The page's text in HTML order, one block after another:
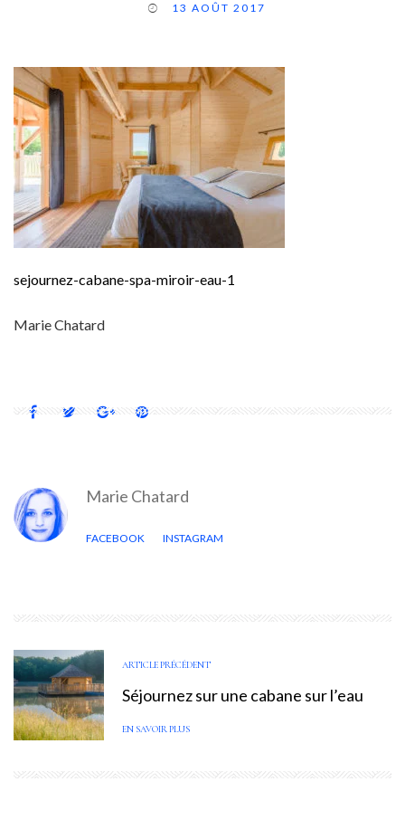
13 AOÛT 2017
sejournez-cabane-spa-miroir-eau-1
Marie Chatard
Marie Chatard
FACEBOOK INSTAGRAM
ARTICLE PRÉCÉDENT
Séjournez sur une cabane sur l’eau
EN SAVOIR PLUS